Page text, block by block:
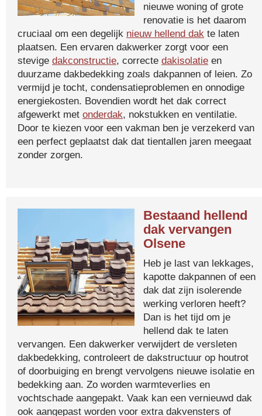
nieuwe woning of grote
renovatie is het daarom
cruciaal om een degelijk nieuw hellend dak te laten
plaatsen. Een ervaren dakwerker zorgt voor een
stevige dakconstructie, correcte dakisolatie en
duurzame dakbedekking zoals dakpannen of leien. Zo
vermijd je tocht, condensatieproblemen en onnodige
energiekosten. Bovendien wordt het dak correct
afgewerkt met onderdak, nokstukken en ventilatie.
Door te kiezen voor een vakman ben je verzekerd van
een perfect geplaatst dak dat tientallen jaren meegaat
zonder zorgen.
Bestaand hellend
dak vervangen
Olsene
Heb je last van lekkages,
kapotte dakpannen of een
dak dat zijn isolerende
werking verloren heeft?
Dan is het tijd om je
hellend dak te laten
vervangen. Een dakwerker verwijdert de versleten
dakbedekking, controleert de dakstructuur op houtrot
of doorbuiging en brengt vervolgens nieuwe isolatie en
bedekking aan. Zo worden warmteverlies en
vochtschade aangepakt. Vaak kan een vernieuwd dak
ook aangepast worden voor extra dakvensters of